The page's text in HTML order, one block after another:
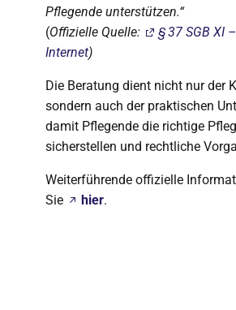
Pflegende unterstützen.“
(Offizielle Quelle:
§ 37 SGB XI
Internet)
Die Beratung dient nicht nur der
sondern auch der praktischen
damit Pflegende die richtige
sicherstellen und rechtliche
Weiterführende offizielle
Sie
hier.